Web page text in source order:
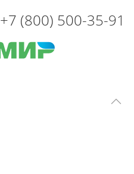
+7 (800) 500-35-91